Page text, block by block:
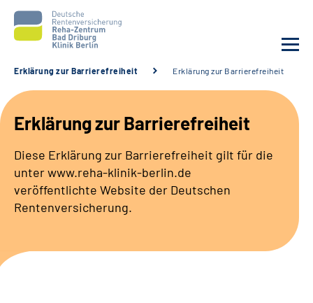
Unsere Klinik
Unsere Angebote
Sozialdienste & Zuweisende
Karriere
Suche
Erklärung zur Barrierefreiheit Erklärung zur Barrierefreiheit
Erklärung zur Barrierefreiheit
Diese Erklärung zur Barrierefreiheit gilt für die
unter www.reha-klinik-berlin.de
veröffentlichte Website der Deutschen
Rentenversicherung.